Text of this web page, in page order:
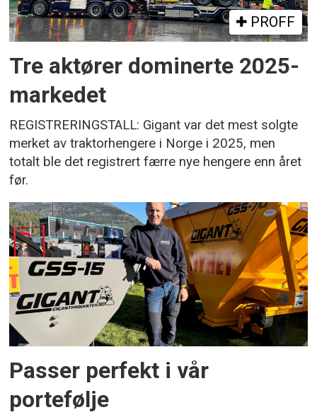
PROFF
Tre aktører dominerte 2025-
markedet
REGISTRERINGSTALL: Gigant var det mest solgte
merket av traktorhengere i Norge i 2025, men
totalt ble det registrert færre nye hengere enn året
før.
Passer perfekt i vår
portefølje